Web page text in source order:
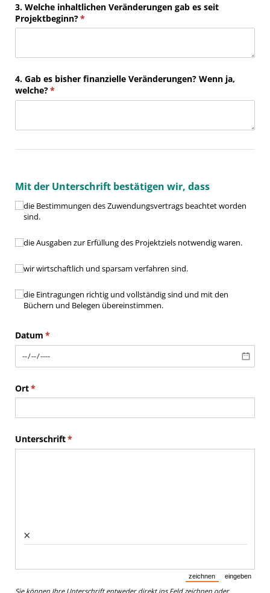
3. Welche inhaltlichen Veränderungen gab es seit
Projektbeginn?*
(erforderlich)
4. Gab es bisher finanzielle Veränderungen? Wenn ja,
welche?*
(erforderlich)
Mit der Unterschrift bestätigen wir, dass
Bestimmungen des Zuwendungsvertrags
die Bestimmungen des Zuwendungsvertrags beachtet worden
sind.
Ausgaben zur Erfüllung notwendig waren
die Ausgaben zur Erfüllung des Projektziels notwendig waren.
wirtschaftlich und sparsam
wir wirtschaftlich und sparsam verfahren sind.
Richtigkeit und Vollständigkeit
die Eintragungen richtig und vollständig sind und mit den
Büchern und Belegen übereinstimmen.
Datum *
(erforderlich)
Ort*
(erforderlich)
Unterschrift*
(erforderlich)
×
zeichnen
(Wechsel vom
eingeben
Sie können Ihre Unterschrift entweder direkt ins Feld zeichnen oder